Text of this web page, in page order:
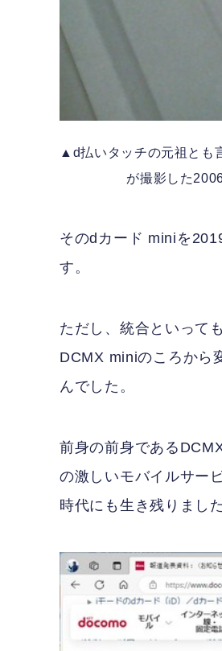
▲d払いタッチの元祖とも
が撮影した
そのdカード miniを
す。
ただし、統合といって
DCMX miniのころから
んでした。
前身の前身である
の激しいモバイルサー
時代にも生き残りました